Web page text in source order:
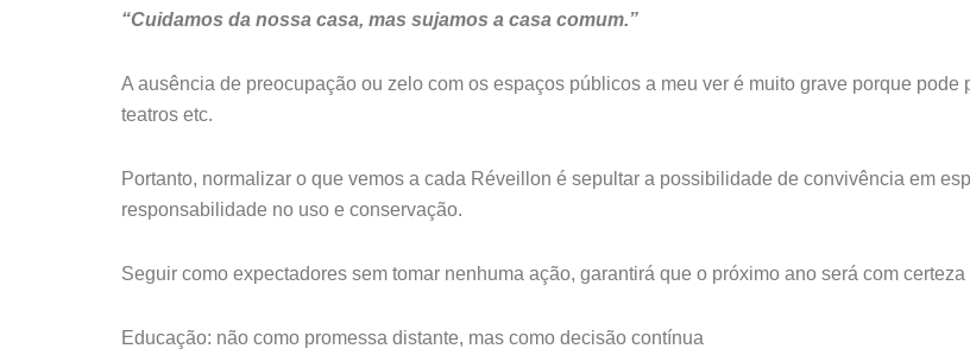
“Cuidamos da nossa casa, mas sujamos a casa comum.”
A ausência de preocupação ou zelo com os espaços públicos a meu ver é muito grave porque
teatros etc.
Portanto, normalizar o que vemos a cada Réveillon é sepultar a possibilidade de convivência em
responsabilidade no uso e conservação.
Seguir como expectadores sem tomar nenhuma ação, garantirá que o próximo ano será com
Educação: não como promessa distante, mas como decisão contínua